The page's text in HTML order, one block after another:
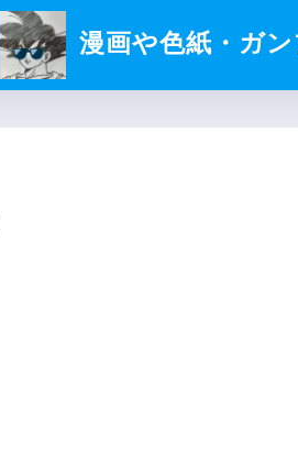
漫画や色紙・ガ